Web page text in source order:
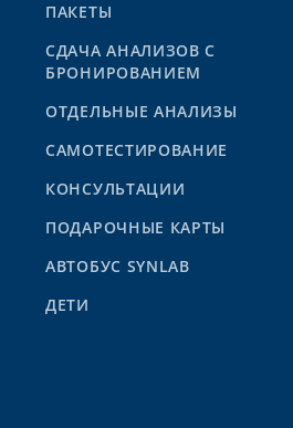
ПАКЕТЫ
СДАЧА АНАЛИЗОВ С
БРОНИРОВАНИЕМ
ОТДЕЛЬНЫЕ АНАЛИЗЫ
САМОТЕСТИРОВАНИЕ
КОНСУЛЬТАЦИИ
ПОДАРОЧНЫЕ КАРТЫ
АВТОБУС SYNLAB
ДЕТИ